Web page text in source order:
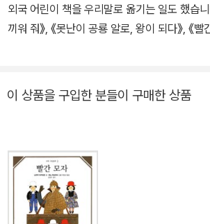
외국 어린이 책을 우리말로 옮기는 일도 했습
끼워 줘》, 《못난이 공룡 알로, 왕이 되다》, 《빨
이 상품을 구입한 분들이 구매한 상품